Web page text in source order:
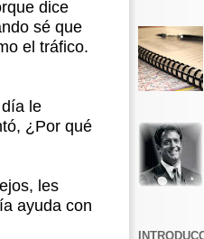
dice
sé que
el tráfico.
le
¿Por qué
les
ayuda con